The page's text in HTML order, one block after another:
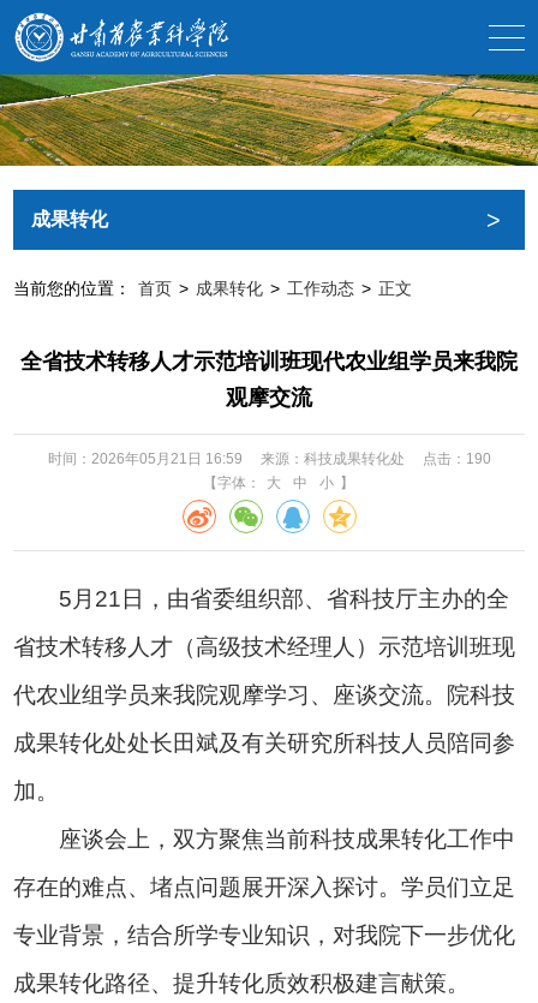
成果转化 >
当前您的位置： 首页 > 成果转化 > 工作动态 > 正文
全省技术转移人才示范培训班现代农业组学员来我院
观摩交流
时间：2026年05月21日 16:59 来源：科技成果转化处 点击： 190
【字体：
大 中 小 】
5月21日，由省委组织部、省科技厅主办的全
省技术转移人才（高级技术经理人）示范培训班现
代农业组学员来我院观摩学习、座谈交流。院科技
成果转化处处长田斌及有关研究所科技人员陪同参
加。
座谈会上，双方聚焦当前科技成果转化工作中
存在的难点、堵点问题展开深入探讨。学员们立足
专业背景，结合所学专业知识，对我院下一步优化
成果转化路径、提升转化质效积极建言献策。